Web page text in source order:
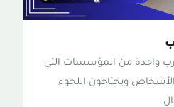
واحدة من المؤسسات التي
ويحتاجون اللجوء